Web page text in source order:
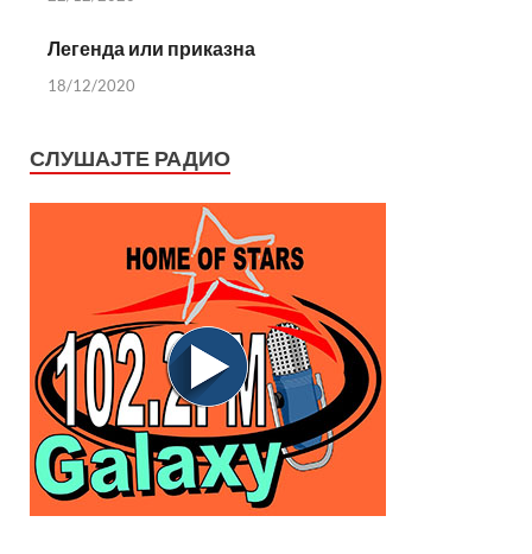
Легенда или приказна
18/12/2020
СЛУШАЈТЕ РАДИО